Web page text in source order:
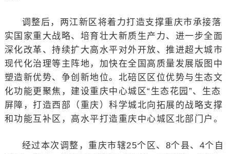
调整后，两江新区将着力打造支撑重庆市承接落
实国家重大战略、培育壮大新质生产力、进一步全面
深化改革、持续扩大高水平对外开放、推进超大城市
现代化治理等主阵地，加快在全国高质量发展版图中
塑造新优势、争创新地位。北碚区区位优势与生态文
化功能更聚焦，建设重庆中心城区“生态花园”、生态
屏障，打造西部（重庆）科学城北向拓展的战略支撑
和功能互补区，高水平打造重庆中心城区北部门户。
经过本次调整，重庆市辖25个区、8个县、4个自